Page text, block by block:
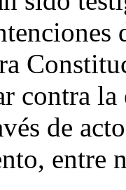
contra
de
entre